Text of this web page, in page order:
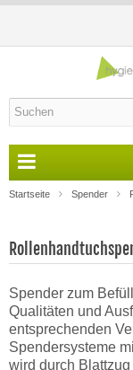
Startseite Spender
Spender zum
Qualitäten und
entsprechenden
Spendersysteme
wird durch